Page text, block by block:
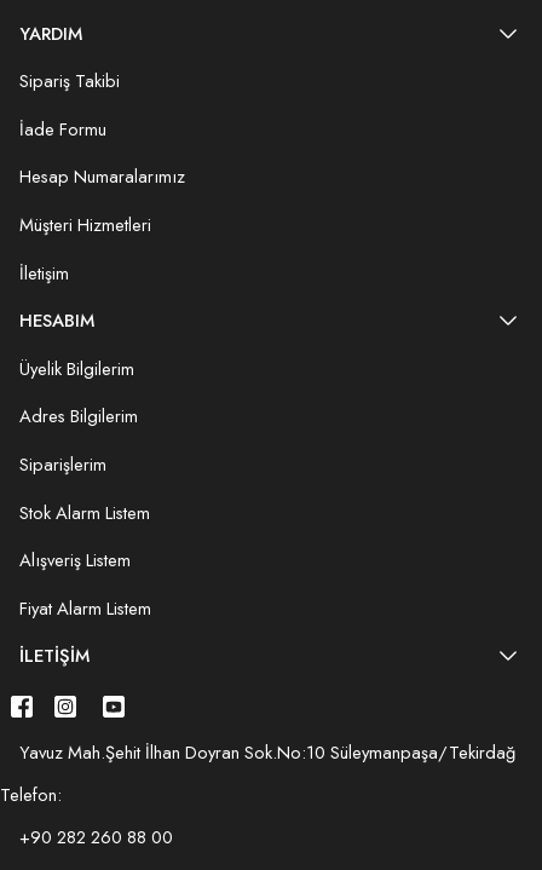
YARDIM
Sipariş Takibi
İade Formu
Hesap Numaralarımız
Müşteri Hizmetleri
İletişim
HESABIM
Üyelik Bilgilerim
Adres Bilgilerim
Siparişlerim
Stok Alarm Listem
Alışveriş Listem
Fiyat Alarm Listem
İLETIŞIM
Yavuz Mah.Şehit İlhan Doyran Sok.No:10 Süleymanpaşa/Tekirdağ
Telefon:
+90 282 260 88 00